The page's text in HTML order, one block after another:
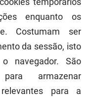
enquanto os
Costumam ser
da sessão, isto
navegador. São
armazenar
para a